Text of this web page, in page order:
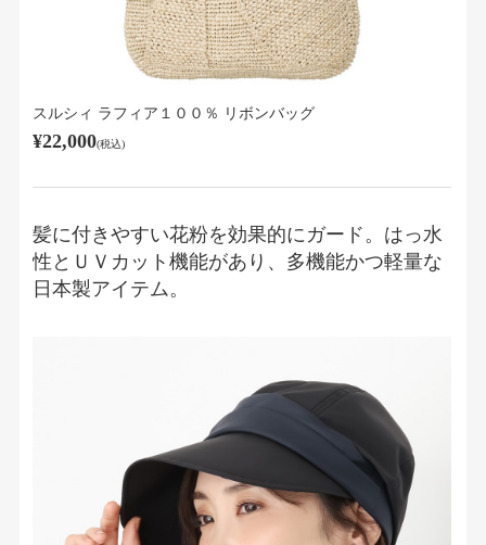
スルシィ ラフィア１００％ リボンバッグ
¥22,000(税込)
髪に付きやすい花粉を効果的にガード。はっ水
性とＵＶカット機能があり、多機能かつ軽量な
日本製アイテム。